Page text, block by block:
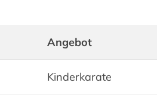
Angebot
Kinderkarate